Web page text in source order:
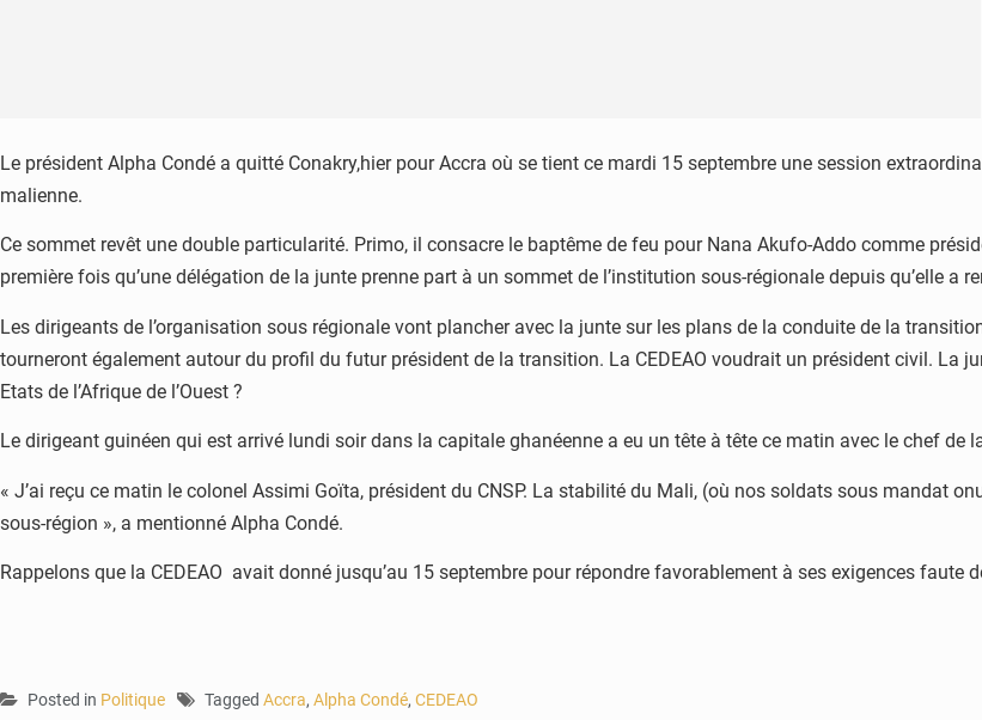
Le président Alpha Condé a quitté Conakry,hier pour Accra où se tient ce mardi 15 septembre une session
malienne.
Ce sommet revêt une double particularité. Primo, il consacre le baptême de feu pour Nana Akufo-Addo comme
première fois qu’une délégation de la junte prenne part à un sommet de l’institution sous-régionale depuis qu’elle a
Les dirigeants de l’organisation sous régionale vont plancher avec la junte sur les plans de la conduite de la
tourneront également autour du profil du futur président de la transition. La CEDEAO voudrait un président civil. La
Etats de l’Afrique de l’Ouest ?
Le dirigeant guinéen qui est arrivé lundi soir dans la capitale ghanéenne a eu un tête à tête ce matin avec le chef de
« J’ai reçu ce matin le colonel Assimi Goïta, président du CNSP. La stabilité du Mali, (où nos soldats sous mandat
sous-région », a mentionné Alpha Condé.
Rappelons que la CEDEAO avait donné jusqu’au 15 septembre pour répondre favorablement à ses exigences faute
Posted in Politique Tagged Accra, Alpha Condé, CEDEAO